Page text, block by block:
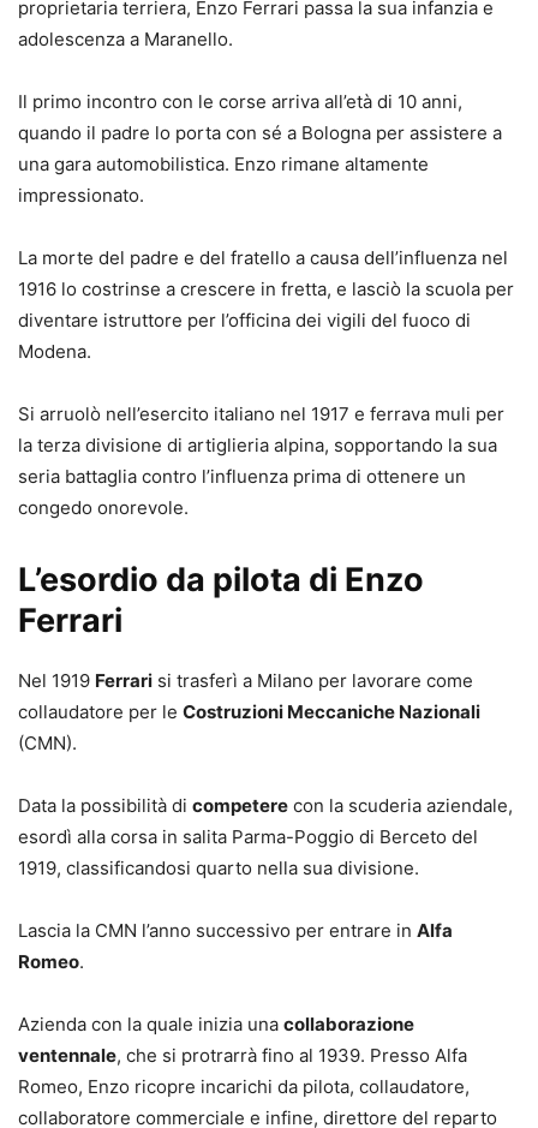
proprietaria terriera, Enzo Ferrari passa la sua infanzia e
adolescenza a Maranello.
Il primo incontro con le corse arriva all’età di 10 anni,
quando il padre lo porta con sé a Bologna per assistere a
una gara automobilistica. Enzo rimane altamente
impressionato.
La morte del padre e del fratello a causa dell’influenza nel
1916 lo costrinse a crescere in fretta, e lasciò la scuola per
diventare istruttore per l’officina dei vigili del fuoco di
Modena.
Si arruolò nell’esercito italiano nel 1917 e ferrava muli per
la terza divisione di artiglieria alpina, sopportando la sua
seria battaglia contro l’influenza prima di ottenere un
congedo onorevole.
L’esordio da pilota di Enzo
Ferrari
Nel 1919 Ferrari si trasferì a Milano per lavorare come
collaudatore per le Costruzioni Meccaniche Nazionali
(CMN).
Data la possibilità di competere con la scuderia aziendale,
esordì alla corsa in salita Parma-Poggio di Berceto del
1919, classificandosi quarto nella sua divisione.
Lascia la CMN l’anno successivo per entrare in Alfa
Romeo.
Azienda con la quale inizia una collaborazione
ventennale, che si protrarrà fino al 1939. Presso Alfa
Romeo, Enzo ricopre incarichi da pilota, collaudatore,
collaboratore commerciale e infine, direttore del reparto